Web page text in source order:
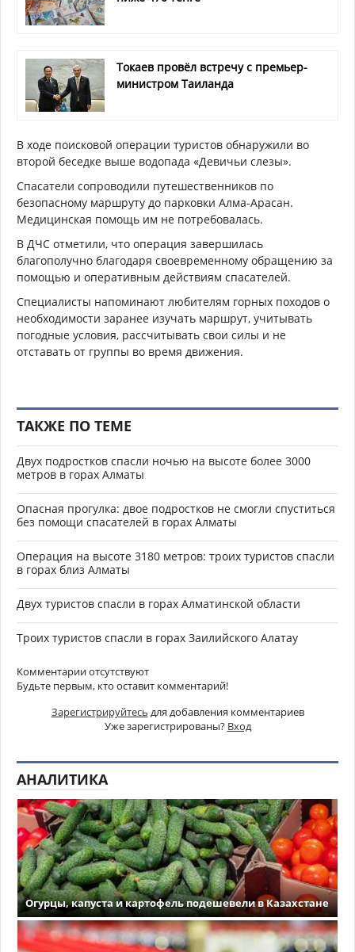
Токаев провёл встречу с премьер-
министром Таиланда
В ходе поисковой операции туристов обнаружили во
второй беседке выше водопада «Девичьи слезы».
Спасатели сопроводили путешественников по
безопасному маршруту до парковки Алма-Арасан.
Медицинская помощь им не потребовалась.
В ДЧС отметили, что операция завершилась
благополучно благодаря своевременному обращению за
помощью и оперативным действиям спасателей.
Специалисты напоминают любителям горных походов о
необходимости заранее изучать маршрут, учитывать
погодные условия, рассчитывать свои силы и не
отставать от группы во время движения.
ТАКЖЕ ПО ТЕМЕ
Двух подростков спасли ночью на высоте более 3000
метров в горах Алматы
Опасная прогулка: двое подростков не смогли спуститься
без помощи спасателей в горах Алматы
Операция на высоте 3180 метров: троих туристов спасли
в горах близ Алматы
Двух туристов спасли в горах Алматинской области
Троих туристов спасли в горах Заилийского Алатау
Комментарии отсутствуют
Будьте первым, кто оставит комментарий!
Зарегистрируйтесь для добавления комментариев
Уже зарегистрированы? Вход
АНАЛИТИКА
Огурцы, капуста и картофель подешевели в Казахстане